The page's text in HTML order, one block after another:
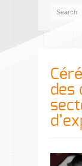
des